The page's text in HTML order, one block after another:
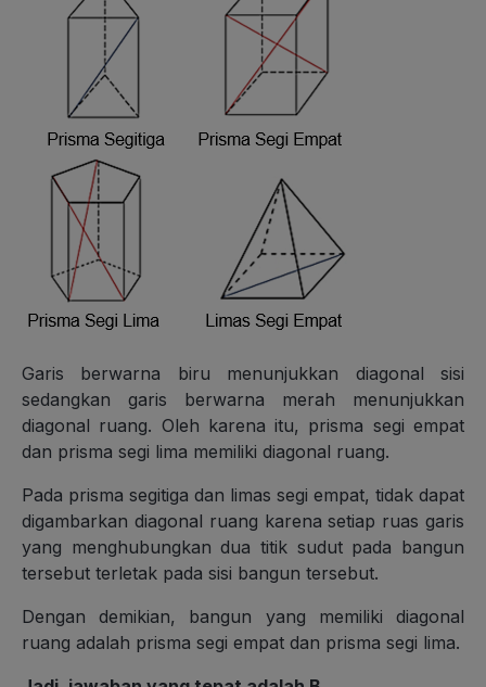
Garis berwarna biru menunjukkan diagonal sisi
sedangkan garis berwarna merah menunjukkan
diagonal ruang. Oleh karena itu, prisma segi empat
dan prisma segi lima memiliki diagonal ruang.
Pada prisma segitiga dan limas segi empat, tidak dapat
digambarkan diagonal ruang karena setiap ruas garis
yang menghubungkan dua titik sudut pada bangun
tersebut terletak pada sisi bangun tersebut.
Dengan demikian, bangun yang memiliki diagonal
ruang adalah prisma segi empat dan prisma segi lima.